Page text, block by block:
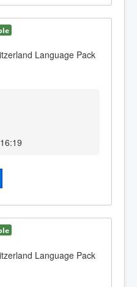
Language Pack
Language Pack